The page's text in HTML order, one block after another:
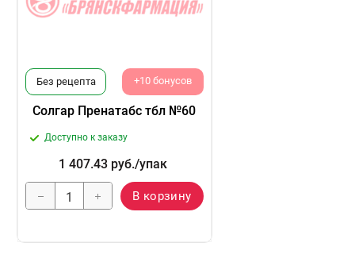
Без рецепта +10 бонусов
Солгар Пренатабс тбл №60
Доступно к заказу
1 407.43руб./упак
В корзину